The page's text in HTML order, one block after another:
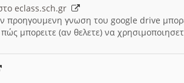
eclass.sch.gr
προηγουμενη γνωση του google drive
μπορειτε (αν θελετε) να